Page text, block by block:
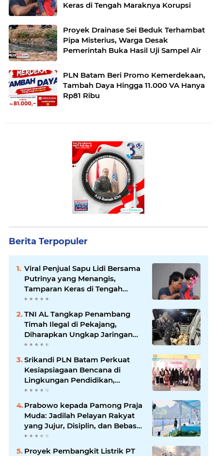
Keras di Tengah Maraknya Korupsi
Proyek Drainase Sei Beduk Terhambat
Pipa Misterius, Warga Desak
Pemerintah Buka Hasil Uji Sampel Air
PLN Batam Beri Promo Kemerdekaan,
Tambah Daya Hingga 11.000 VA Hanya
Rp81 Ribu
Berita Terpopuler
Viral Penjual Sapu Lidi Bersama
Putrinya yang Menangis,
Tamparan Keras di Tengah
Maraknya Korupsi
TNI AL Tangkap Penambang
Timah Ilegal di Pekajang,
Diharapkan Ungkap Jaringan
hingga Dalang Utama
Srikandi PLN Batam Perkuat
Kesiapsiagaan Bencana di
Lingkungan Pendidikan,
Serahkan APAR dan Rambu K3
Prabowo kepada Pamong Praja
Muda: Jadilah Pelayan Rakyat
yang Jujur, Disiplin, dan Bebas
Korupsi
Proyek Pembangkit Listrik PT